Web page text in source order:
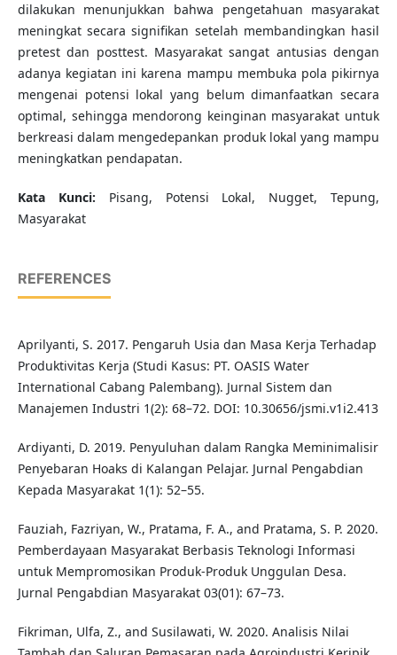
dilakukan menunjukkan bahwa pengetahuan masyarakat
meningkat secara signifikan setelah membandingkan hasil
pretest dan posttest. Masyarakat sangat antusias dengan
adanya kegiatan ini karena mampu membuka pola pikirnya
mengenai potensi lokal yang belum dimanfaatkan secara
optimal, sehingga mendorong keinginan masyarakat untuk
berkreasi dalam mengedepankan produk lokal yang mampu
meningkatkan pendapatan.
Kata Kunci: Pisang, Potensi Lokal, Nugget, Tepung,
Masyarakat
REFERENCES
Aprilyanti, S. 2017. Pengaruh Usia dan Masa Kerja Terhadap
Produktivitas Kerja (Studi Kasus: PT. OASIS Water
International Cabang Palembang). Jurnal Sistem dan
Manajemen Industri 1(2): 68–72. DOI: 10.30656/jsmi.v1i2.413
Ardiyanti, D. 2019. Penyuluhan dalam Rangka Meminimalisir
Penyebaran Hoaks di Kalangan Pelajar. Jurnal Pengabdian
Kepada Masyarakat 1(1): 52–55.
Fauziah, Fazriyan, W., Pratama, F. A., and Pratama, S. P. 2020.
Pemberdayaan Masyarakat Berbasis Teknologi Informasi
untuk Mempromosikan Produk-Produk Unggulan Desa.
Jurnal Pengabdian Masyarakat 03(01): 67–73.
Fikriman, Ulfa, Z., and Susilawati, W. 2020. Analisis Nilai